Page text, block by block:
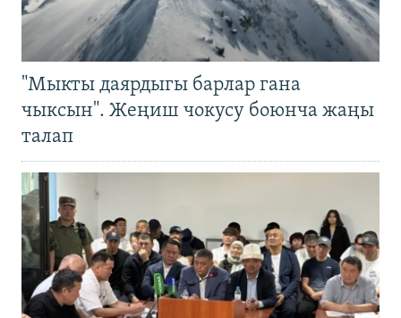
"Мыкты даярдыгы барлар гана
чыксын". Жеңиш чокусу боюнча жаңы
талап